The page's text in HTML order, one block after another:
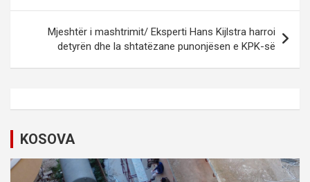
t
i
g
a
t
Mjeshtër i mashtrimit/ Eksperti Hans Kijlstra harroi
detyrën dhe la shtatëzane punonjësen e KPK-së
KOSOVA